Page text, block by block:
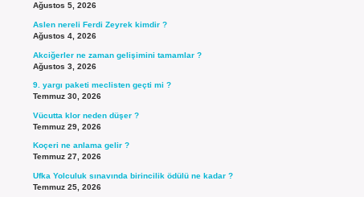
Ağustos 5, 2026
Aslen nereli Ferdi Zeyrek kimdir ?
Ağustos 4, 2026
Akciğerler ne zaman gelişimini tamamlar ?
Ağustos 3, 2026
9. yargı paketi meclisten geçti mi ?
Temmuz 30, 2026
Vücutta klor neden düşer ?
Temmuz 29, 2026
Koçeri ne anlama gelir ?
Temmuz 27, 2026
Ufka Yolculuk sınavında birincilik ödülü ne kadar ?
Temmuz 25, 2026